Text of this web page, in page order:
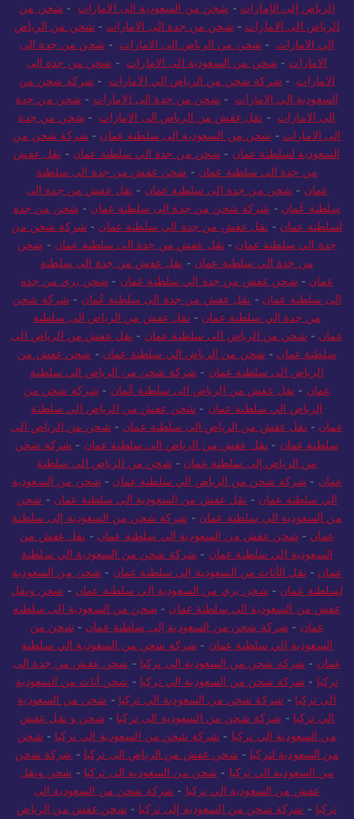
الرياض إلى الإمارات - شحن من السعودية الى الامارات - شحن من
الرياض الى الامارات - شحن من جدة الى الامارات - شحن من الرياض
الي الامارات - شحن من الرياض الى الامارات - شحن من جدة الى
الامارات - شحن من السعودية الى الامارات - شحن من جدة الى
الامارات - شركة شحن من الرياض الي الامارات - شركة شحن من
السعودية الي الامارات - شحن من جدة الى الامارات - شحن من جدة
الى الامارات - نقل عفش من الرياض الى الامارات - شحن من جدة
الى الامارات - شحن من السعودية الى سلطنة عمان - شركة شحن من
السعودية لسلطنة عمان - شحن من جدة الي سلطنة عمان - نقل عفش
من جدة الى سلطنة عمان - شحن عفش من جدة الى سلطنة
عمان - شحن من جدة الى سلطنة عمان - نقل عفش من جدة الى
سلطنة عُمان - شركة شحن من جدة الى سلطنة عمان - شحن من جدة
لسلطنة عمان - نقل عفش من جدة الي سلطنة عمان - شركة شحن من
جدة الي سلطنة عمان - نقل عفش من جدة الى سلطنة عمان - شحن
من جدة الي سلطنة عمان - نقل عفش من جدة الى سلطنة
عمان - شحن عفش من جدة الي سلطنة عمان - شحن بري من جدة
الى سلطنة عمان - نقل عفش من جدة الى سلطنة عُمان - شركة شحن
من جدة الي سلطنة عمان - نقل عفش من الرياض الى سلطنة
عمان - شحن من الرياض الى سلطنة عمان - نقل عفش من الرياض الى
سلطنة عمان - شحن من الرياض الي سلطنة عمان - شحن عفش من
الرياض الى سلطنة عمان - شركة شحن من الرياض الي سلطنة
عمان - نقل عفش من الرياض الى سلطنة عُمان - شركة شحن من
الرياض الي سلطنة عمان - شحن عفش من الرياض الي سلطنة
عمان - نقل عفش من الرياض الى سلطنة عمان - شحن من الرياض الى
سلطنة عمان - نقل عفش من الرياض الى سلطنة عمان - شركة شحن
من الرياض إلى سلطنة عمان - شحن من الرياض الي سلطنة
عمان - شركة شحن من الرياض الي سلطنة عمان - شحن من السعودية
الي سلطنة عمان - نقل عفش من السعودية الي سلطنة عمان - شحن
من السعودية الي سلطنة عمان - شركة شحن من السعودية إلى سلطنة
عمان - شحن عفش من السعودية الي سلطنة عمان - نقل عفش من
السعودية الي سلطنة عمان - شركة شحن من السعودية الي سلطنة
عمان - نقل الأثاث من السعودية إلى سلطنة عمان - شحن من السعودية
لسلطنة عمان - شحن بري من السعودية الي سلطنة عمان - شحن ونقل
عفش من السعودية الي سلطنة عمان - شحن من السعودية الى سلطنة
عمان - شركة شحن من السعودية إلى سلطنة عمان - شحن من
السعودية الي سلطنة عمان - شركة شحن من السعودية الي سلطنة
عمان - شركة شحن من السعودية الي تركيا - شحن عفش من جدة الى
تركيا - شركة شحن من السعودية الي تركيا - شحن أثاث من السعودية
الى تركيا - شركة شحن من السعودية الي تركيا - شحن من السعودية
الي تركيا - شركة شحن من السعودية الى تركيا - شحن و نقل عفش
من السعودية الي تركيا - شركة شحن من السعودية الي تركيا - شحن
من السعودية لتركيا - شحن عفش من الرياض الى تركيا - شركة شحن
من السعودية الي تركيا - شحن من السعودية الى تركيا - شحن ونقل
عفش من السعودية الي تركيا - شركة شحن من السعودية الى
تركيا - شركة شحن من السعودية إلى تركيا - شحن عفش من الرياض